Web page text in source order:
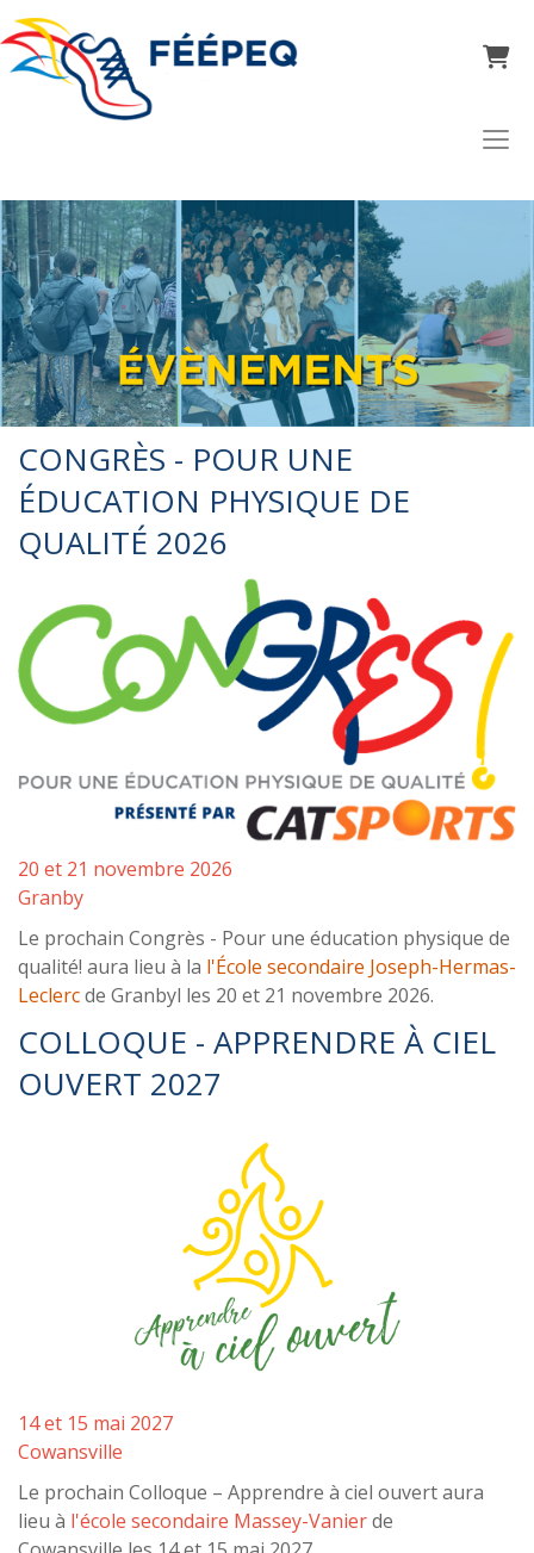
Panier
CONGRÈS - POUR UNE
ÉDUCATION PHYSIQUE DE
QUALITÉ 2026
20 et 21 novembre 2026
Granby
Le prochain Congrès - Pour une éducation physique de
qualité! aura lieu à la l'École secondaire Joseph-Hermas-
Leclercde Granbyl les 20 et 21 novembre 2026.
COLLOQUE - APPRENDRE À CIEL
OUVERT 2027
14 et 15 mai 2027
Cowansville
Le prochain Colloque – Apprendre à ciel ouvert aura
lieu à l'école secondaire Massey-Vanierde